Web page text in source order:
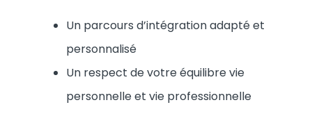
Un parcours d’intégration adapté et
personnalisé
Un respect de votre équilibre vie
personnelle et vie professionnelle